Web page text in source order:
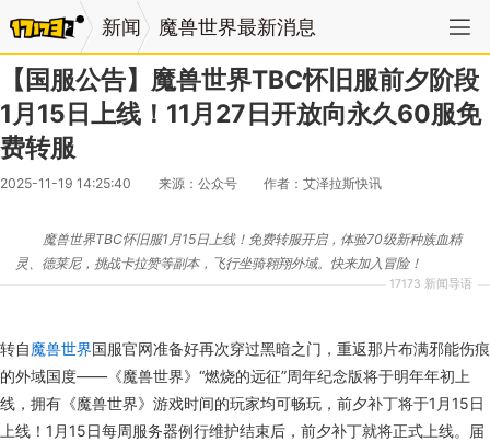
新闻 魔兽世界最新消息
【国服公告】魔兽世界TBC怀旧服前夕阶段
1月15日上线！11月27日开放向永久60服免
费转服
2025-11-19 14:25:40 来源：公众号 作者：艾泽拉斯快讯
17173 新闻导语
魔兽世界TBC怀旧服1月15日上线！免费转服开启，体验70级新种族血精
灵、德莱尼，挑战卡拉赞等副本，飞行坐骑翱翔外域。快来加入冒险！
转自魔兽世界国服官网准备好再次穿过黑暗之门，重返那片布满邪能伤痕
的外域国度——《魔兽世界》“燃烧的远征”周年纪念版将于明年年初上
线，拥有《魔兽世界》游戏时间的玩家均可畅玩，前夕补丁将于1月15日
上线！1月15日每周服务器例行维护结束后，前夕补丁就将正式上线。届